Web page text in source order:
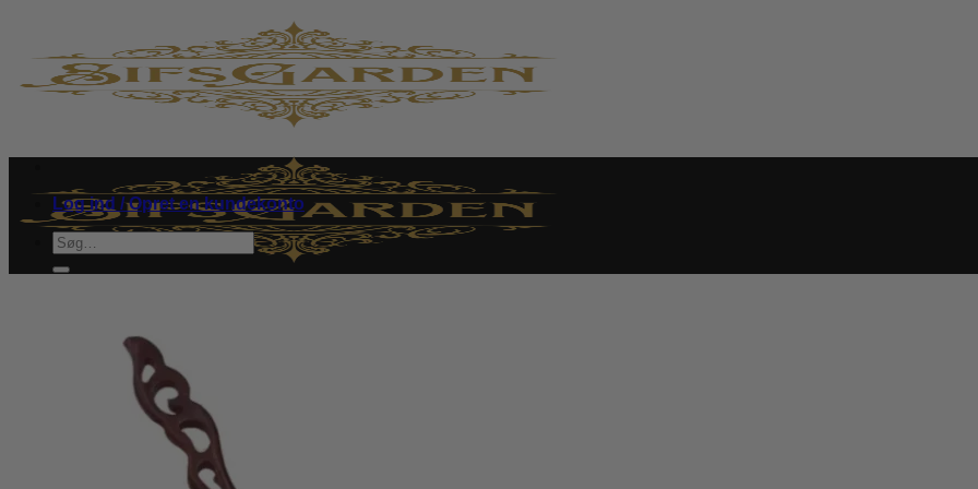
indhold
Kryddersalt
Lille får
Hårspænde
Log ind / Opret en kundekonto
Søg
efter: